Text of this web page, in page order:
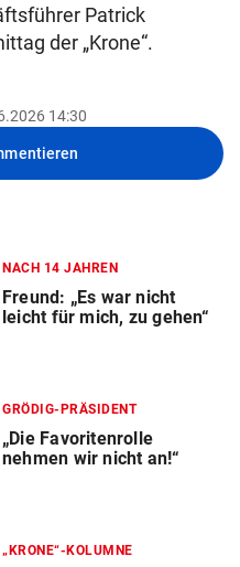
Patrick
der „Krone“.
14:30
NACH 14 JAHREN
Freund: „Es war nicht
leicht für mich, zu gehen“
GRÖDIG-PRÄSIDENT
„Die Favoritenrolle
nehmen wir nicht an!“
„KRONE“-KOLUMNE